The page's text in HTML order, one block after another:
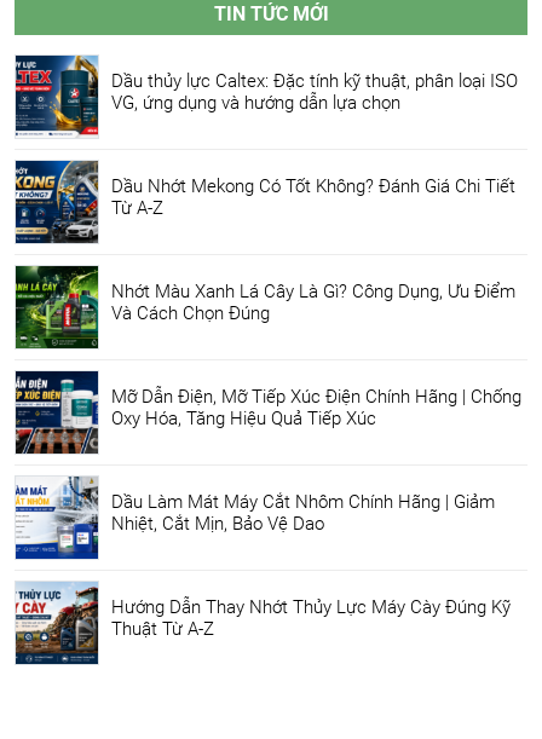
TIN TỨC MỚI
Dầu thủy lực Caltex: Đặc tính kỹ thuật, phân loại ISO
VG, ứng dụng và hướng dẫn lựa chọn
Dầu Nhớt Mekong Có Tốt Không? Đánh Giá Chi Tiết
Từ A-Z
Nhớt Màu Xanh Lá Cây Là Gì? Công Dụng, Ưu Điểm
Và Cách Chọn Đúng
Mỡ Dẫn Điện, Mỡ Tiếp Xúc Điện Chính Hãng | Chống
Oxy Hóa, Tăng Hiệu Quả Tiếp Xúc
Dầu Làm Mát Máy Cắt Nhôm Chính Hãng | Giảm
Nhiệt, Cắt Mịn, Bảo Vệ Dao
Hướng Dẫn Thay Nhớt Thủy Lực Máy Cày Đúng Kỹ
Thuật Từ A-Z